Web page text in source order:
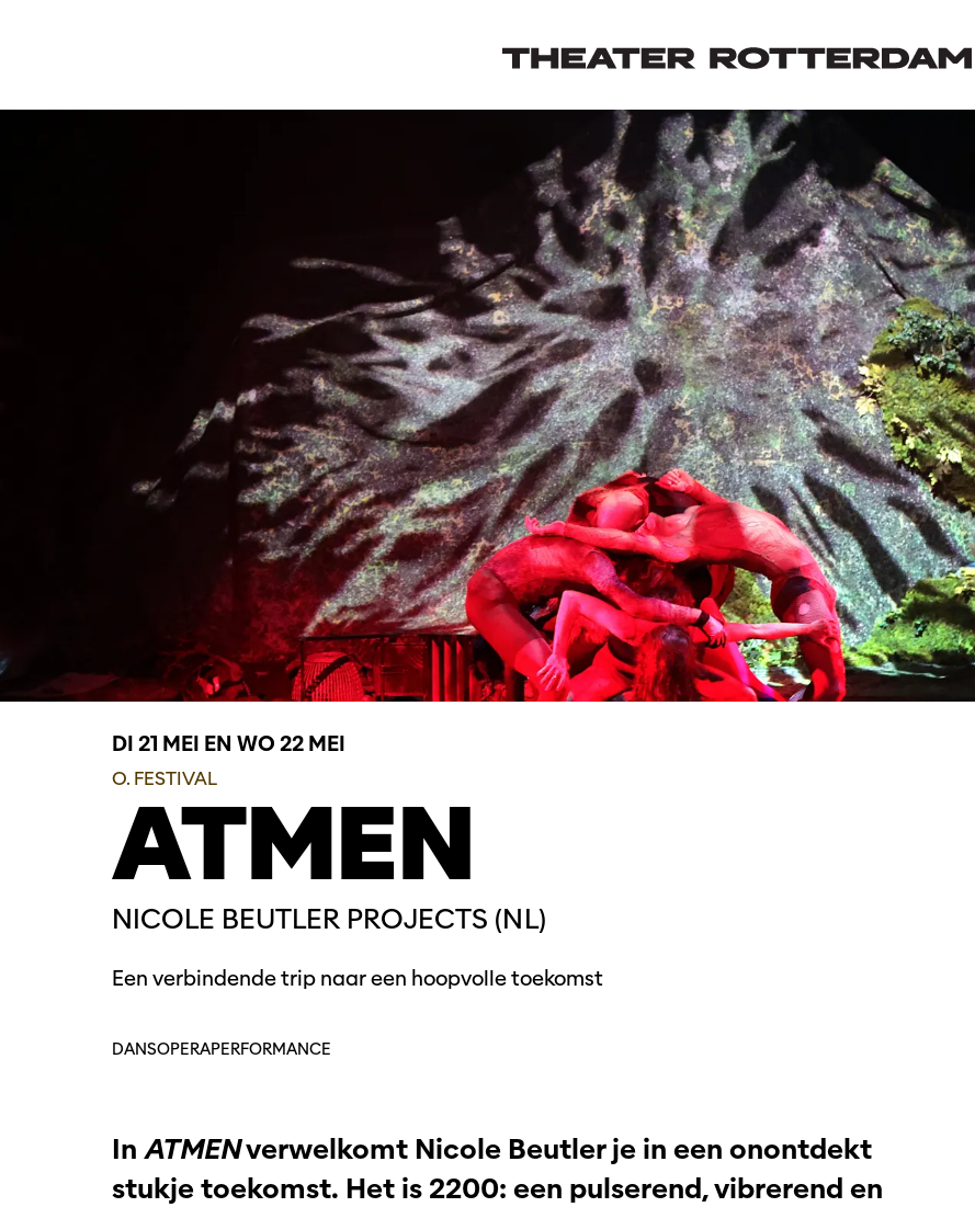
ATMEN
NICOLE BEUTLER PROJECTS (NL)
O. FESTIVAL
DI 21 MEI EN WO 22 MEI
Een verbindende trip naar een hoopvolle toekomst
DANSOPERAPERFORMANCE
In ATMENverwelkomt Nicole Beutler je in een onontdekt
stukje toekomst. Het is 2200: een pulserend, vibrerend en